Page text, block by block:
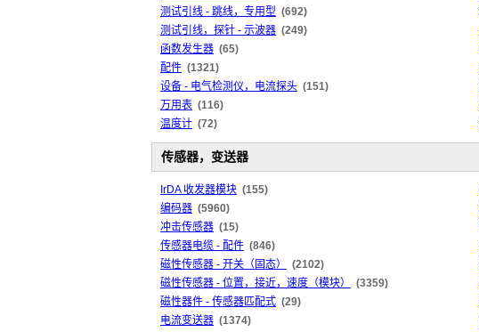
测试引线 - 跳线，专用型 (692)
测试引线，探针 - 示波器 (249)
函数发生器 (65)
配件 (1321)
设备 - 电气检测仪，电流探头 (151)
万用表 (116)
温度计 (72)
传感器，变送器
IrDA 收发器模块 (155)
编码器 (5960)
冲击传感器 (15)
传感器电缆 - 配件 (846)
磁性传感器 - 开关（固态）
(2102)
磁性传感器 - 位置，接近，速度（模块）
(3359)
磁性器件 - 传感器匹配式 (29)
电流变送器 (1374)